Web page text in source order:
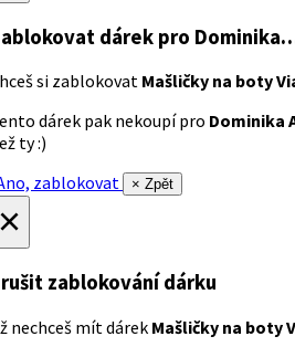
dárek pro
si zablokovat Mašličky na boty
dárek pak nekoupí pro Dominika
ty :)
zablokovat
× Zpět
zablokování dárku
nechceš mít dárek Mašličky na boty